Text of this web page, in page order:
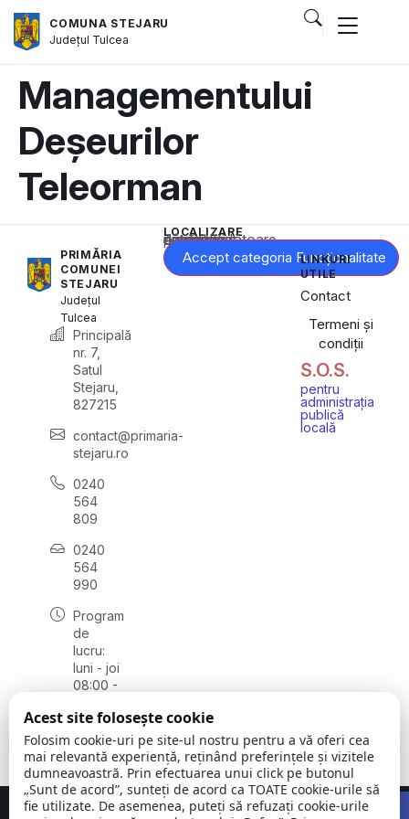
COMUNA STEJARU
Județul Tulcea
Managementului
Deșeurilor
Teleorman
PRIMĂRIA
COMUNEI
STEJARU
Județul
Tulcea
Principală
nr. 7,
Satul
Stejaru,
827215
contact@primaria-
stejaru.ro
0240
564
809
0240
564
990
Program
de
lucru:
luni - joi
08:00 -
vineri
08:00 -
14:00
LOCALIZARE
Acest conținut este blocat până când acceptați categoria corespunzătoare de cookie-uri.
Accept categoria Funcționalitate
LINKURI
UTILE
Contact
Termeni și
condiții
S.O.S.
pentru
administrația
publică
locală
Acest site folosește cookie
Folosim cookie-uri pe site-ul nostru pentru a vă oferi cea
mai relevantă experiență, reținând preferințele și vizitele
dumneavoastră. Prin efectuarea unui click pe butonul
„Sunt de acord”, sunteți de acord ca TOATE cookie-urile să
fie utilizate. De asemenea, puteți să refuzați cookie-urile